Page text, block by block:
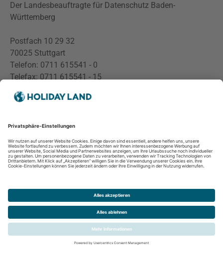
Der Landesbeauftragte für Datenschutz Baden-
Württemberg
Postfach 10 29 32
70025 Stuttgart
Telefon: 0711 615541 - 0
Telefax: 0711 615541 - 15
E-Mail:poststelle@lfd.bwl.de
Internet:
Diese geht der Beschwerde nach und unterrichtet den
18. Änderung der Datenschutzerklärung
organisatorischer Änderungen der eingesetzten
Verarbeitungsverfahren ändern/weiterentwickeln können
behalten wir uns vor, dievorliegende
Datenschutzerklärung gemäß den neuen technischen
Rahmenbedingungen weiterzuentwickeln. Wir bitten Sie